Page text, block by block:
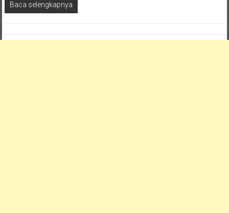
Baca selengkapnya